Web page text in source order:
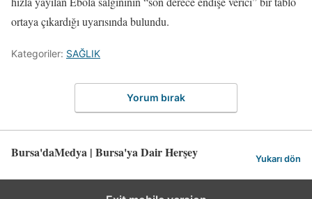
ortaya çıkardığı uyarısında bulundu.
Kategoriler: SAĞLIK
Yorum bırak
Bursa'daMedya | Bursa'ya Dair Herşey Yukarı dön